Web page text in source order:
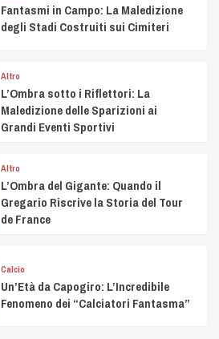
Fantasmi in Campo: La Maledizione
degli Stadi Costruiti sui Cimiteri
Altro
L’Ombra sotto i Riflettori: La
Maledizione delle Sparizioni ai
Grandi Eventi Sportivi
Altro
L’Ombra del Gigante: Quando il
Gregario Riscrive la Storia del Tour
de France
Calcio
Un’Età da Capogiro: L’Incredibile
Fenomeno dei “Calciatori Fantasma”